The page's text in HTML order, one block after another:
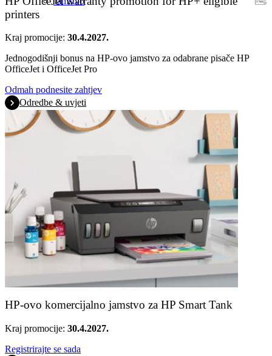
printers
Kraj promocije: 30.4.2027.
Jednogodišnji bonus na HP-ovo jamstvo za odabrane pisače HP
OfficeJet i OfficeJet Pro
Odmah podnesite zahtjev
Odredbe & uvjeti
HP-ovo komercijalno jamstvo za HP Smart Tank
Kraj promocije: 30.4.2027.
Registrirajte se sada